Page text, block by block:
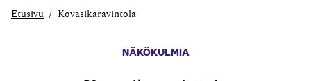
Etusivu Kovasikaravintola
NÄKÖKULMIA